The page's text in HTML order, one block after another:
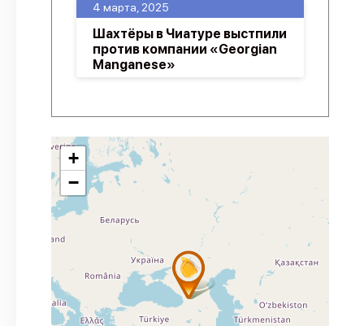
4 марта, 2025
Шахтёры в Чиатуре выстпили
против компании «Georgian
Manganese»
+
−